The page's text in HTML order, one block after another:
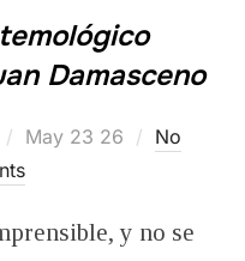
Damasceno
Posted
on
May 23 26
No
y no se